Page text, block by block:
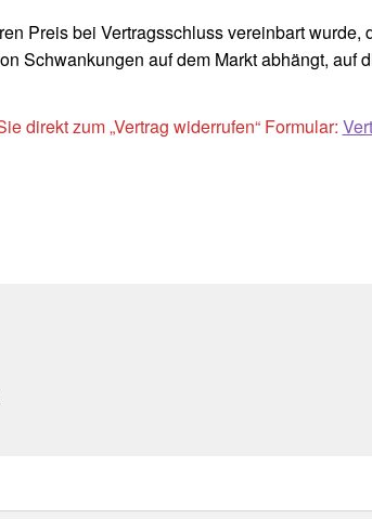
Preis bei Vertragsschluss vereinbart
Schwankungen auf dem Markt abhängt, auf
direkt zum „Vertrag widerrufen“ Formular: